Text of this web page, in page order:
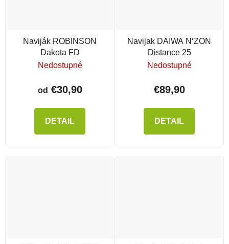
Naviják ROBINSON
Dakota FD
Nedostupné
od €30,90
DETAIL
Navijak DAIWA N‘ZON
Distance 25
Nedostupné
€89,90
DETAIL